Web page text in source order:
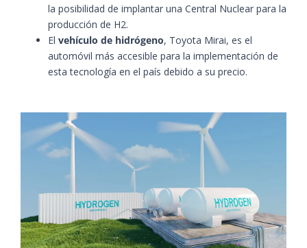
la posibilidad de implantar una Central Nuclear para la
producción de H2.
El vehículo de hidrógeno, Toyota Mirai, es el
automóvil más accesible para la implementación de
esta tecnología en el país debido a su precio.